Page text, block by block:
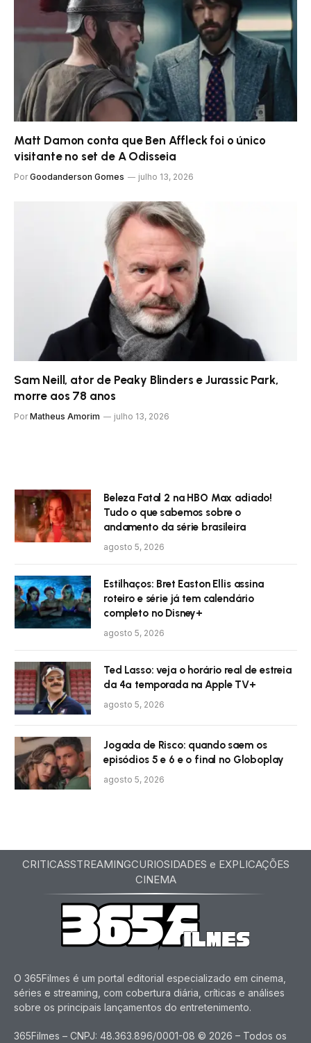
Matt Damon conta que Ben Affleck foi o único
visitante no set de A Odisseia
Por Goodanderson Gomes julho 13, 2026
Sam Neill, ator de Peaky Blinders e Jurassic Park,
morre aos 78 anos
Por Matheus Amorim julho 13, 2026
Beleza Fatal 2 na HBO Max adiado!
Tudo o que sabemos sobre o
andamento da série brasileira
agosto 5, 2026
Estilhaços: Bret Easton Ellis assina
roteiro e série já tem calendário
completo no Disney+
agosto 5, 2026
Ted Lasso: veja o horário real de estreia
da 4ª temporada na Apple TV+
agosto 5, 2026
Jogada de Risco: quando saem os
episódios 5 e 6 e o final no Globoplay
agosto 5, 2026
CRITICASSTREAMINGCURIOSIDADES e EXPLICAÇÕES
CINEMA
O 365Filmes é um portal editorial especializado em cinema,
séries e streaming, com cobertura diária, críticas e análises
sobre os principais lançamentos do entretenimento.
365Filmes – CNPJ: 48.363.896/0001-08 © 2026 – Todos os